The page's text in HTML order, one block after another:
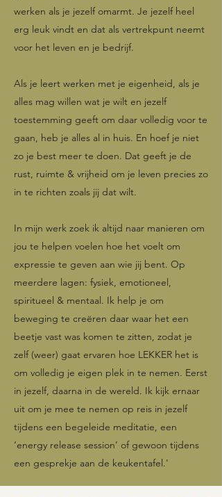
werken als je jezelf omarmt. Je jezelf heel
erg leuk vindt en dat als vertrekpunt neemt
voor het leven en je bedrijf.
Als je leert werken met je eigenheid, als je
alles mag willen wat je wilt en jezelf
toestemming geeft om daar volledig voor te
gaan, heb je alles al in huis. En hoef je niet
zo je best meer te doen. Dat geeft je de
rust, ruimte & vrijheid om je leven precies zo
in te richten zoals jij dat wilt.
In mijn werk zoek ik altijd naar manieren om
jou te helpen voelen hoe het voelt om
expressie te geven aan wie jij bent. Op
meerdere lagen: fysiek, emotioneel,
spiritueel & mentaal. Ik help je om
beweging te creëren daar waar het een
beetje vast was komen te zitten, zodat je
zelf (weer) gaat ervaren hoe LEKKER het is
om volledig je eigen plek in te nemen. Eerst
in jezelf, daarna in de wereld. Ik kijk ernaar
uit om je mee te nemen op reis in jezelf
tijdens een begeleide meditatie, een
‘energy release session’ of gewoon tijdens
een gesprekje aan de keukentafel.'